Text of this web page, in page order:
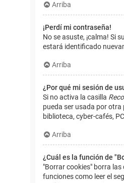
Arriba
¡Perdí mi contraseña!
No se asuste, ¡calma! Si
estará identificado
Arriba
¿Por qué mi sesión de
Si no activa la casilla
pueda ser usada por otra
biblioteca, cyber-cafés,
Arriba
¿Cuál es la función de
"Borrar cookies" borra
funciones como leer el